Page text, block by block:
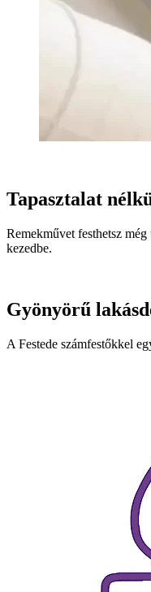
Tapasztalat
Remekművet festhetsz
kezedbe.
Gyönyörű
A Festede számfestőkkel